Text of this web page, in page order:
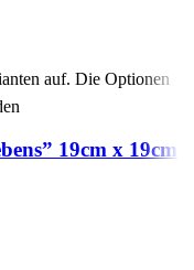
auf. Die Optionen
19cm x 19cm